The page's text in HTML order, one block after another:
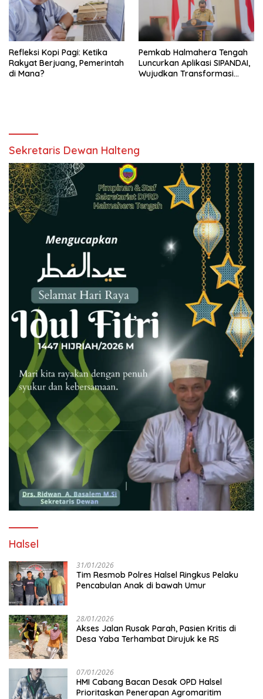
Refleksi Kopi Pagi: Ketika
Rakyat Berjuang, Pemerintah
di Mana?
Pemkab Halmahera Tengah
Luncurkan Aplikasi SIPANDAI,
Wujudkan Transformasi
Sekretaris Dewan Halteng
Halsel
31/01/2026
Tim Resmob Polres Halsel Ringkus Pelaku
Pencabulan Anak di bawah Umur
28/01/2026
Akses Jalan Rusak Parah, Pasien Kritis di
Desa Yaba Terhambat Dirujuk ke RS
07/01/2026
HMI Cabang Bacan Desak OPD Halsel
Prioritaskan Penerapan Agromaritim